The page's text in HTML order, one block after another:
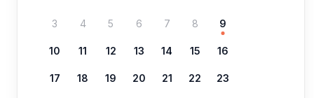
3 4 5 6 7 8 9
10 11 12 13 14 15 16
17 18 19 20 21 22 23